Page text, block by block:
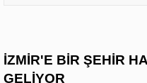
İZMİR'E BİR ŞEHİR
GELİYOR